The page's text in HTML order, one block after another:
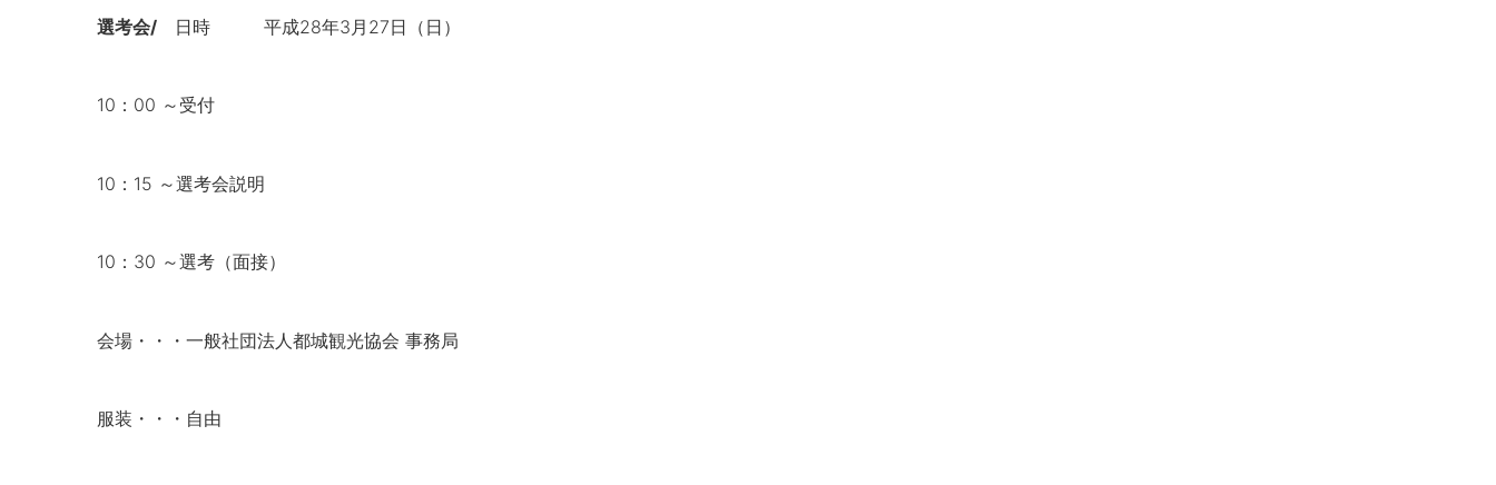
選考会/ 日時 平成28年3月27日（日）
10：00 ～受付
10：15 ～選考会説明
10：30 ～選考（面接）
会場・・・一般社団法人都城観光協会 事務局
服装・・・自由